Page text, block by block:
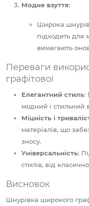
Модне взуття:
Широка
підходить для
вимагають
Переваги
графітової
Елегантний стиль:
модний і стильний
Міцність і
матеріалів, що
зносу.
Універсальність:
стилів, від
Висновок
Шнурівка широкого